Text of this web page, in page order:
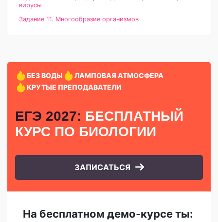
вирусы
Задание 11. Многообразие организмов
БЕЗ ВОДЫ
ЛАМПОВАЯ АТМОСФЕРА
КРУТЫЕ ПРЕПОДАВАТЕЛИ
ЕГЭ 2027: БЕСПЛАТНЫЙ
КУРС ПО БИОЛОГИИ
ЗАПИСАТЬСЯ
На бесплатном демо-курсе ты: